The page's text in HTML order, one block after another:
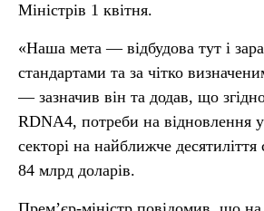
Міністрів 1 квітня.
«Наша мета — відбудова тут і
стандартами та за чітко
— зазначив він та додав, що
RDNA4, потреби на відновлення
секторі на найближче
84 млрд доларів.